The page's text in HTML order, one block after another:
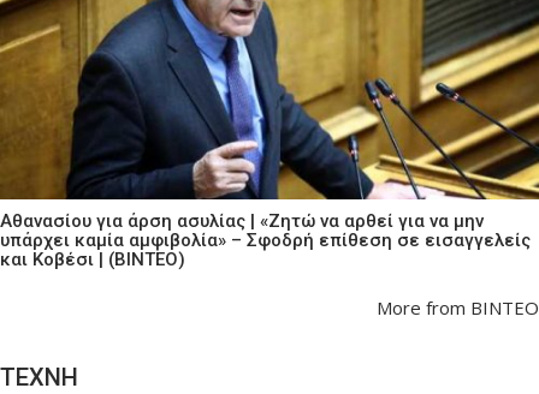
Αθανασίου για άρση ασυλίας | «Ζητώ να αρθεί για να μην
υπάρχει καμία αμφιβολία» – Σφοδρή επίθεση σε εισαγγελείς
και Κοβέσι | (ΒΙΝΤΕΟ)
More from ΒΙΝΤΕΟ
ΤΕΧΝΗ